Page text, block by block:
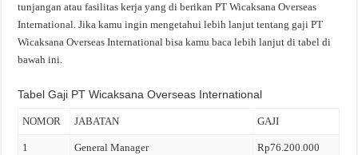
tunjangan atau fasilitas kerja yang di berikan PT Wicaksana Overseas
International. Jika kamu ingin mengetahui lebih lanjut tentang gaji PT
Wicaksana Overseas International bisa kamu baca lebih lanjut di tabel di
bawah ini.
Tabel Gaji PT Wicaksana Overseas International
NOMOR JABATAN GAJI
1 General Manager Rp76.200.000